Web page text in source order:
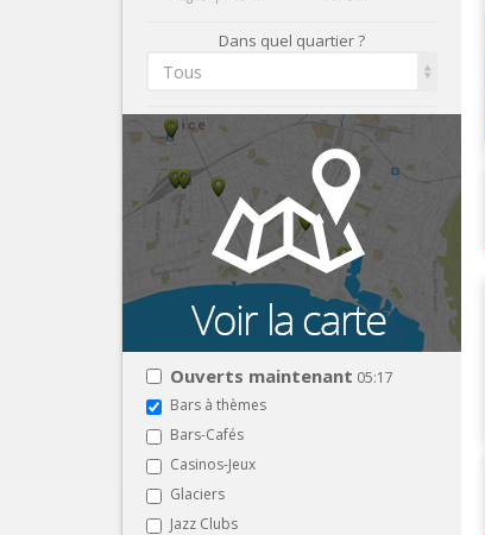
Dans quel quartier ?
Tous
Ouverts maintenant 05:17
Bars à thèmes
Bars-Cafés
Casinos-Jeux
Glaciers
Jazz Clubs